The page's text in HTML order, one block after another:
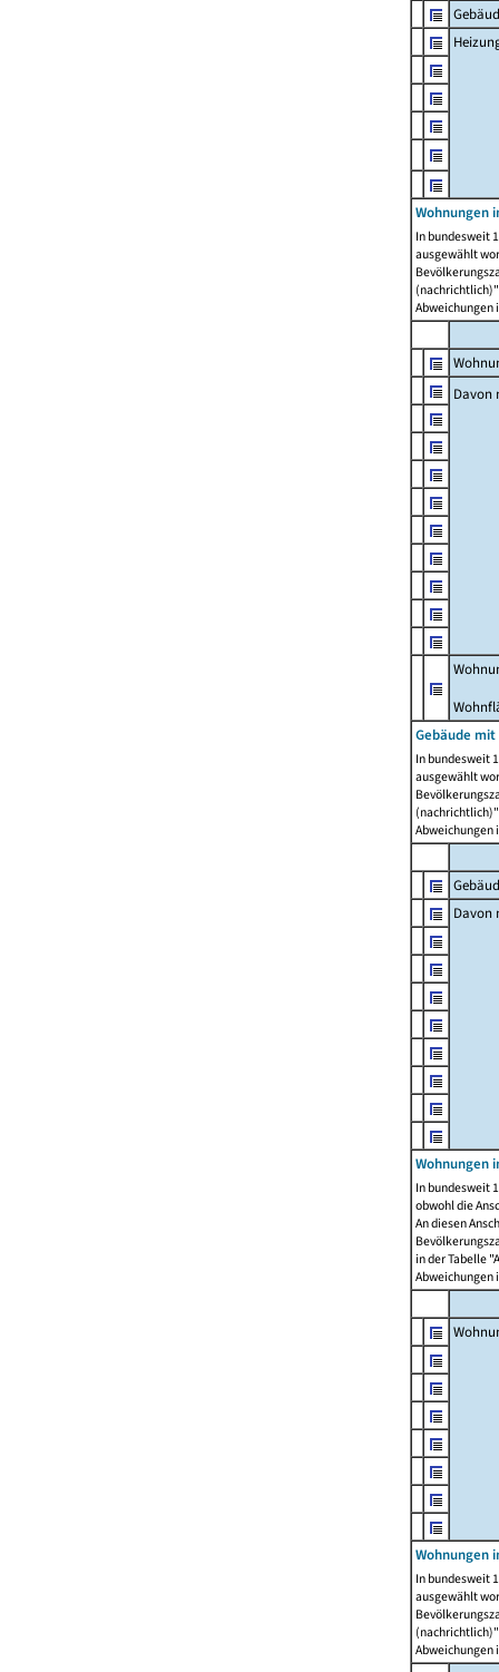
Wohnungen
In bundesweit
ausgewählt
Abweichungen
Davon
Gebäude
In bundesweit
ausgewählt
Abweichungen
Davon
Wohnungen
In bundesweit
obwohl die
An diesen
in der Tabelle
Abweichungen
Wohnungen
In bundesweit
ausgewählt
Abweichungen